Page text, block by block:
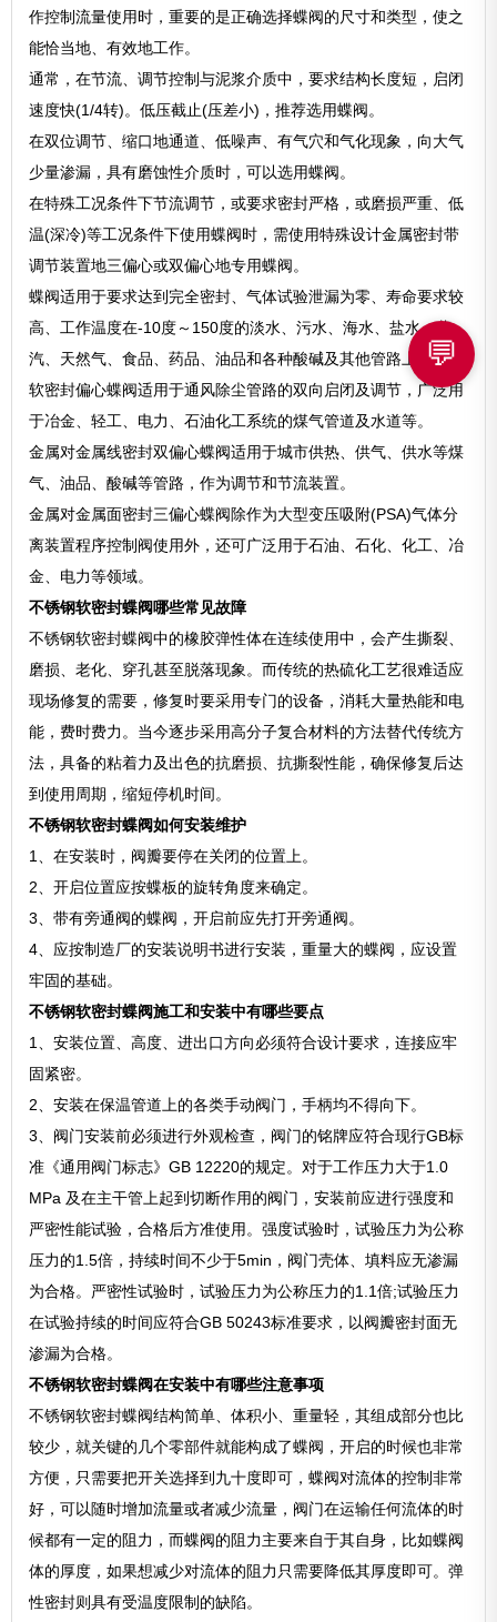
作控制流量使用时，重要的是正确选择蝶阀的尺寸和类型，使之
能恰当地、有效地工作。
通常，在节流、调节控制与泥浆介质中，要求结构长度短，启闭
速度快(1/4转)。低压截止(压差小)，推荐选用蝶阀。
在双位调节、缩口地通道、低噪声、有气穴和气化现象，向大气
少量渗漏，具有磨蚀性介质时，可以选用蝶阀。
在特殊工况条件下节流调节，或要求密封严格，或磨损严重、低
温(深冷)等工况条件下使用蝶阀时，需使用特殊设计金属密封带
调节装置地三偏心或双偏心地专用蝶阀。
蝶阀适用于要求达到完全密封、气体试验泄漏为零、寿命要求较
高、工作温度在-10度～150度的淡水、污水、海水、盐水、蒸
汽、天然气、食品、药品、油品和各种酸碱及其他管路上。
软密封偏心蝶阀适用于通风除尘管路的双向启闭及调节，广泛用
于冶金、轻工、电力、石油化工系统的煤气管道及水道等。
金属对金属线密封双偏心蝶阀适用于城市供热、供气、供水等煤
气、油品、酸碱等管路，作为调节和节流装置。
金属对金属面密封三偏心蝶阀除作为大型变压吸附(PSA)气体分
离装置程序控制阀使用外，还可广泛用于石油、石化、化工、冶
金、电力等领域。
不锈钢软密封蝶阀哪些常见故障
不锈钢软密封蝶阀中的橡胶弹性体在连续使用中，会产生撕裂、
磨损、老化、穿孔甚至脱落现象。而传统的热硫化工艺很难适应
现场修复的需要，修复时要采用专门的设备，消耗大量热能和电
能，费时费力。当今逐步采用高分子复合材料的方法替代传统方
法，具备的粘着力及出色的抗磨损、抗撕裂性能，确保修复后达
到使用周期，缩短停机时间。
不锈钢软密封蝶阀如何安装维护
1、在安装时，阀瓣要停在关闭的位置上。
2、开启位置应按蝶板的旋转角度来确定。
3、带有旁通阀的蝶阀，开启前应先打开旁通阀。
4、应按制造厂的安装说明书进行安装，重量大的蝶阀，应设置
牢固的基础。
不锈钢软密封蝶阀施工和安装中有哪些要点
1、安装位置、高度、进出口方向必须符合设计要求，连接应牢
固紧密。
2、安装在保温管道上的各类手动阀门，手柄均不得向下。
3、阀门安装前必须进行外观检查，阀门的铭牌应符合现行GB标
准《通用阀门标志》GB 12220的规定。对于工作压力大于1.0
MPa 及在主干管上起到切断作用的阀门，安装前应进行强度和
严密性能试验，合格后方准使用。强度试验时，试验压力为公称
压力的1.5倍，持续时间不少于5min，阀门壳体、填料应无渗漏
为合格。严密性试验时，试验压力为公称压力的1.1倍;试验压力
在试验持续的时间应符合GB 50243标准要求，以阀瓣密封面无
渗漏为合格。
不锈钢软密封蝶阀在安装中有哪些注意事项
不锈钢软密封蝶阀结构简单、体积小、重量轻，其组成部分也比
较少，就关键的几个零部件就能构成了蝶阀，开启的时候也非常
方便，只需要把开关选择到九十度即可，蝶阀对流体的控制非常
好，可以随时增加流量或者减少流量，阀门在运输任何流体的时
候都有一定的阻力，而蝶阀的阻力主要来自于其自身，比如蝶阀
体的厚度，如果想减少对流体的阻力只需要降低其厚度即可。弹
性密封则具有受温度限制的缺陷。
💬